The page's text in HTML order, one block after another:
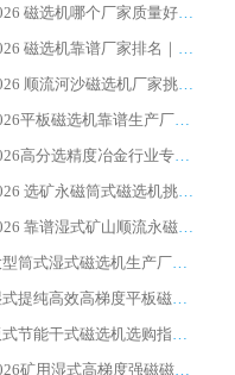
2026 磁选机哪个厂家质量好？十大靠谱磁电企业排名选购指南
2026 磁选机靠谱厂家排名｜华体会手机网页版-华体会(中国) 高性价比磁选机磁电品牌
2026 顺流河沙磁选机厂家挑选攻略 | 业内口碑龙头企业高性价比品牌推荐
2026平板磁选机靠谱生产厂家选购指南 行业口碑良好品牌推荐 磁电领域实力强者
2026高分选精度冶金行业专用磁选机生产厂家,干湿式磁选机源头供应商推荐
2026 选矿永磁筒式磁选机挑选指南 华体会手机网页版-华体会(中国) 推荐品牌行业口碑佳实力突出
2026 靠谱湿式矿山顺流永磁筒式磁选机选购，国内专业生产厂家华体会手机网页版-华体会(中国) 综合实力出众
大型筒式湿式磁选机生产厂家怎么选?华体会手机网页版-华体会(中国) 设备口碑广受行业认可
湿式提纯高效高梯度平板磁选机靠谱设备源头厂商华体会手机网页版-华体会(中国) 综合测评
板式节能干式磁选机选购指南，源头生产厂家华体会手机网页版-华体会(中国) 综合实力可观
2026矿用湿式高梯度强磁磁选机选购指南，临朐靠谱磁电生产厂家华体会手机网页版-华体会(中国) 详解